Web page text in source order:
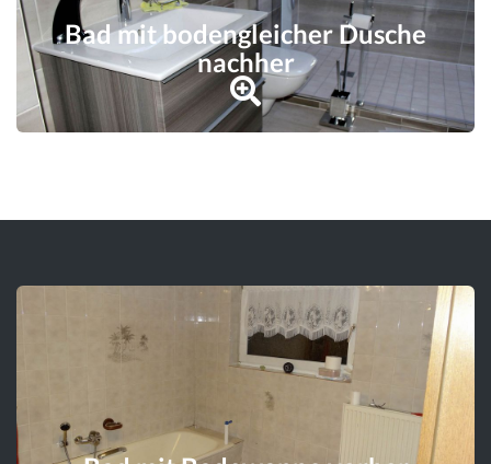
Bad mit bodengleicher Dusche
nachher